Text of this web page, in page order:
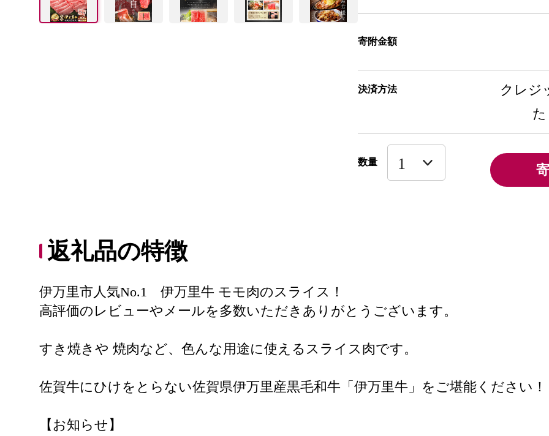
寄附金額
決済方法
クレジ
数量
返礼品の特徴
伊万里市人気No.1 伊万里牛 モモ肉のスライス！
高評価のレビューやメールを多数いただきありがとうございます。
すき焼きや 焼肉など、色んな用途に使えるスライス肉です。
佐賀牛にひけをとらない佐賀県伊万里産黒毛和牛「伊万里牛」をご堪能ください！
【お知らせ】